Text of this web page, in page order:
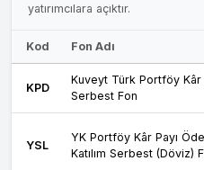
yatırımcılara açıktır.
Kod Fon Adı
KPD
Kuveyt Türk Portföy Kâr
Serbest Fon
YSL
YK Portföy Kâr Payı
Katılım Serbest (Döviz)